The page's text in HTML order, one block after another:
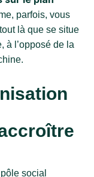
parfois, vous
là que se situe
à l’opposé de la
social